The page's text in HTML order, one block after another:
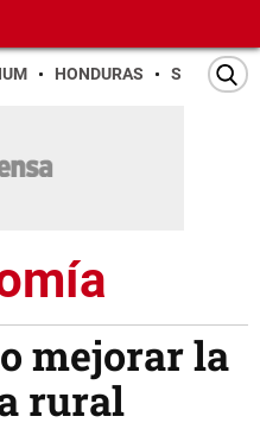
HONDURAS SAN PEDRO
mejorar la
rural